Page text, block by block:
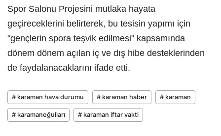
Spor Salonu Projesini mutlaka hayata
geçireceklerini belirterek, bu tesisin yapımı için
"gençlerin spora teşvik edilmesi" kapsamında
dönem dönem açılan iç ve dış hibe desteklerinden
de faydalanacaklarını ifade etti.
# karaman hava durumu # karaman haber # karaman
# karamanoğulları # karaman iftar vakti